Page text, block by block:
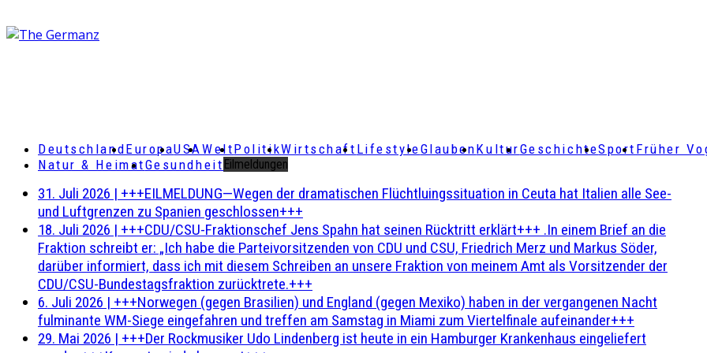
DeutschlandEuropaUSAWeltPolitikWirtschaft LifestyleGlaubenKulturGeschichteSport Früher
Natur & HeimatGesundheit Eilmeldungen
31. Juli 2026 | +++EILMELDUNG—Wegen der dramatischen Flüchtluingssituation in Ceuta hat Italien alle See-
und Luftgrenzen zu Spanien geschlossen+++
18. Juli 2026 | +++CDU/CSU-Fraktionschef Jens Spahn hat seinen Rücktritt erklärt+++ .In einem Brief an die
Fraktion schreibt er: „Ich habe die Parteivorsitzenden von CDU und CSU, Friedrich Merz und Markus Söder,
darüber informiert, dass ich mit diesem Schreiben an unsere Fraktion von meinem Amt als Vorsitzender der
CDU/CSU-Bundestagsfraktion zurücktrete.+++
6. Juli 2026 | +++Norwegen (gegen Brasilien) und England (gegen Mexiko) haben in der vergangenen Nacht
fulminante WM-Siege eingefahren und treffen am Samstag in Miami zum Viertelfinale aufeinander+++
29. Mai 2026 | +++Der Rockmusiker Udo Lindenberg ist heute in ein Hamburger Krankenhaus eingeliefert